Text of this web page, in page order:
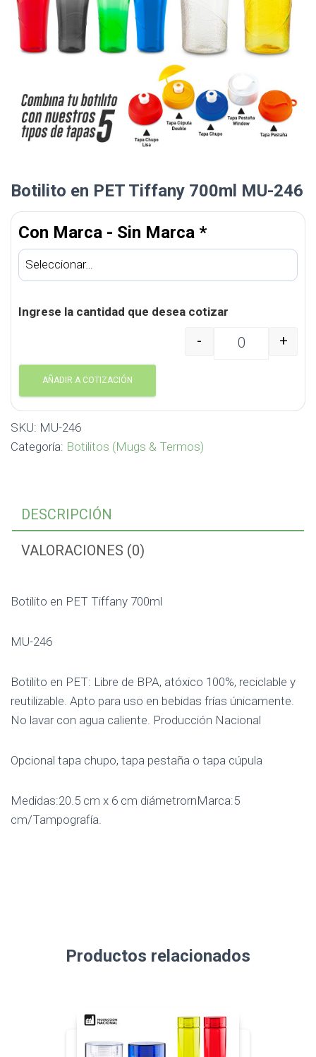
Botilito en PET Tiffany 700ml MU-246
Con Marca - Sin Marca *
Ingrese la cantidad que desea cotizar
Botilito en PET
- +
AÑADIR A COTIZACIÓN
SKU: MU-246
Categoría: Botilitos (Mugs & Termos)
DESCRIPCIÓN
VALORACIONES (0)
Botilito en PET Tiffany 700ml
MU-246
Botilito en PET: Libre de BPA, atóxico 100%, reciclable y
reutilizable. Apto para uso en bebidas frías únicamente.
No lavar con agua caliente. Producción Nacional
Opcional tapa chupo, tapa pestaña o tapa cúpula
Medidas:20.5 cm x 6 cm diámetrornMarca:5
cm/Tampografía.
Productos relacionados